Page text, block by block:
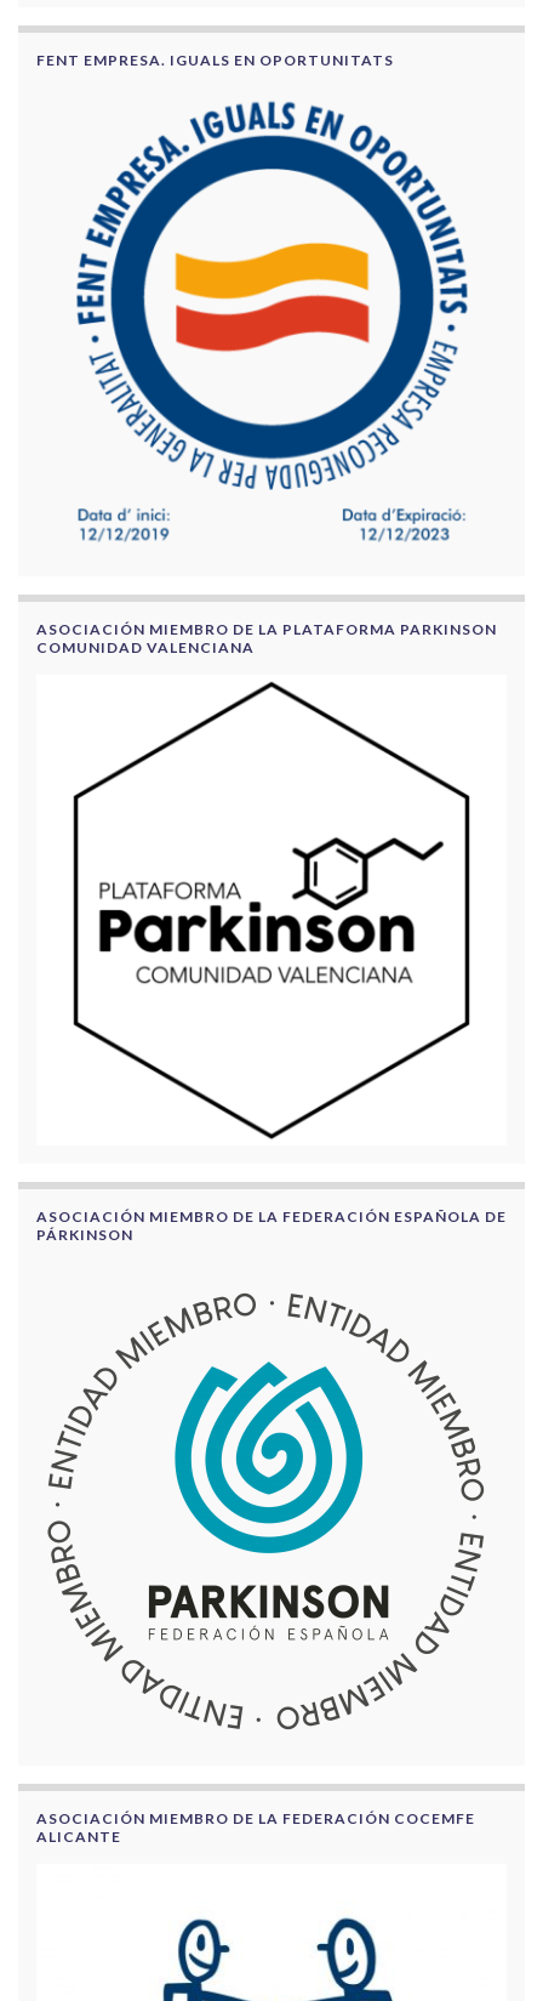
FENT EMPRESA. IGUALS EN OPORTUNITATS
ASOCIACIÓN MIEMBRO DE LA PLATAFORMA PARKINSON
COMUNIDAD VALENCIANA
ASOCIACIÓN MIEMBRO DE LA FEDERACIÓN ESPAÑOLA DE
PÁRKINSON
ASOCIACIÓN MIEMBRO DE LA FEDERACIÓN COCEMFE
ALICANTE